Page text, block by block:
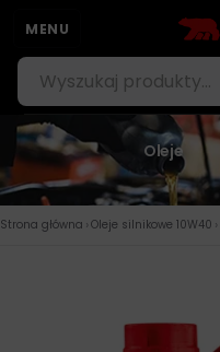
MENU
Oleje
Strona główna › Oleje silnikowe 10W40 ›